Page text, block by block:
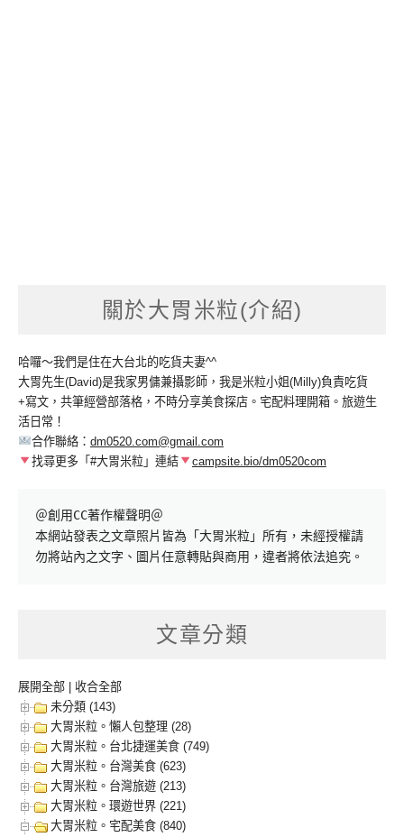
關於大胃米粒(介紹)
哈囉～我們是住在大台北的吃貨夫妻^^
大胃先生(David)是我家男傭兼攝影師，我是米粒小姐(Milly)負責吃貨
+寫文，共筆經營部落格，不時分享美食探店。宅配料理開箱。旅遊生
活日常！
合作聯絡： dm0520.com@gmail.com
找尋更多「#大胃米粒」連結
campsite.bio/dm0520com
＠創用CC著作權聲明＠
本網站發表之文章照片皆為「大胃米粒」所有，未經授權請
勿將站內之文字、圖片任意轉貼與商用，違者將依法追究。
文章分類
展開全部
收合全部
未分類 (143)
大胃米粒。懶人包整理 (28)
大胃米粒。台北捷運美食 (749)
大胃米粒。台灣美食 (623)
大胃米粒。台灣旅遊 (213)
大胃米粒。環遊世界 (221)
大胃米粒。宅配美食 (840)